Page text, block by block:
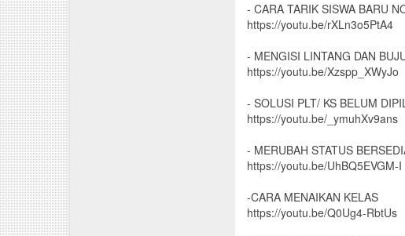
- CARA TARIK SISWA BARU
https://youtu.be/rXLn3o5PtA4
- MENGISI LINTANG DAN
https://youtu.be/Xzspp_XWyJo
- SOLUSI PLT/ KS BELUM
https://youtu.be/_ymuhXv9ans
- MERUBAH STATUS
https://youtu.be/UhBQ5EVGM-I
-CARA MENAIKAN KELAS
https://youtu.be/Q0Ug4-RbtUs